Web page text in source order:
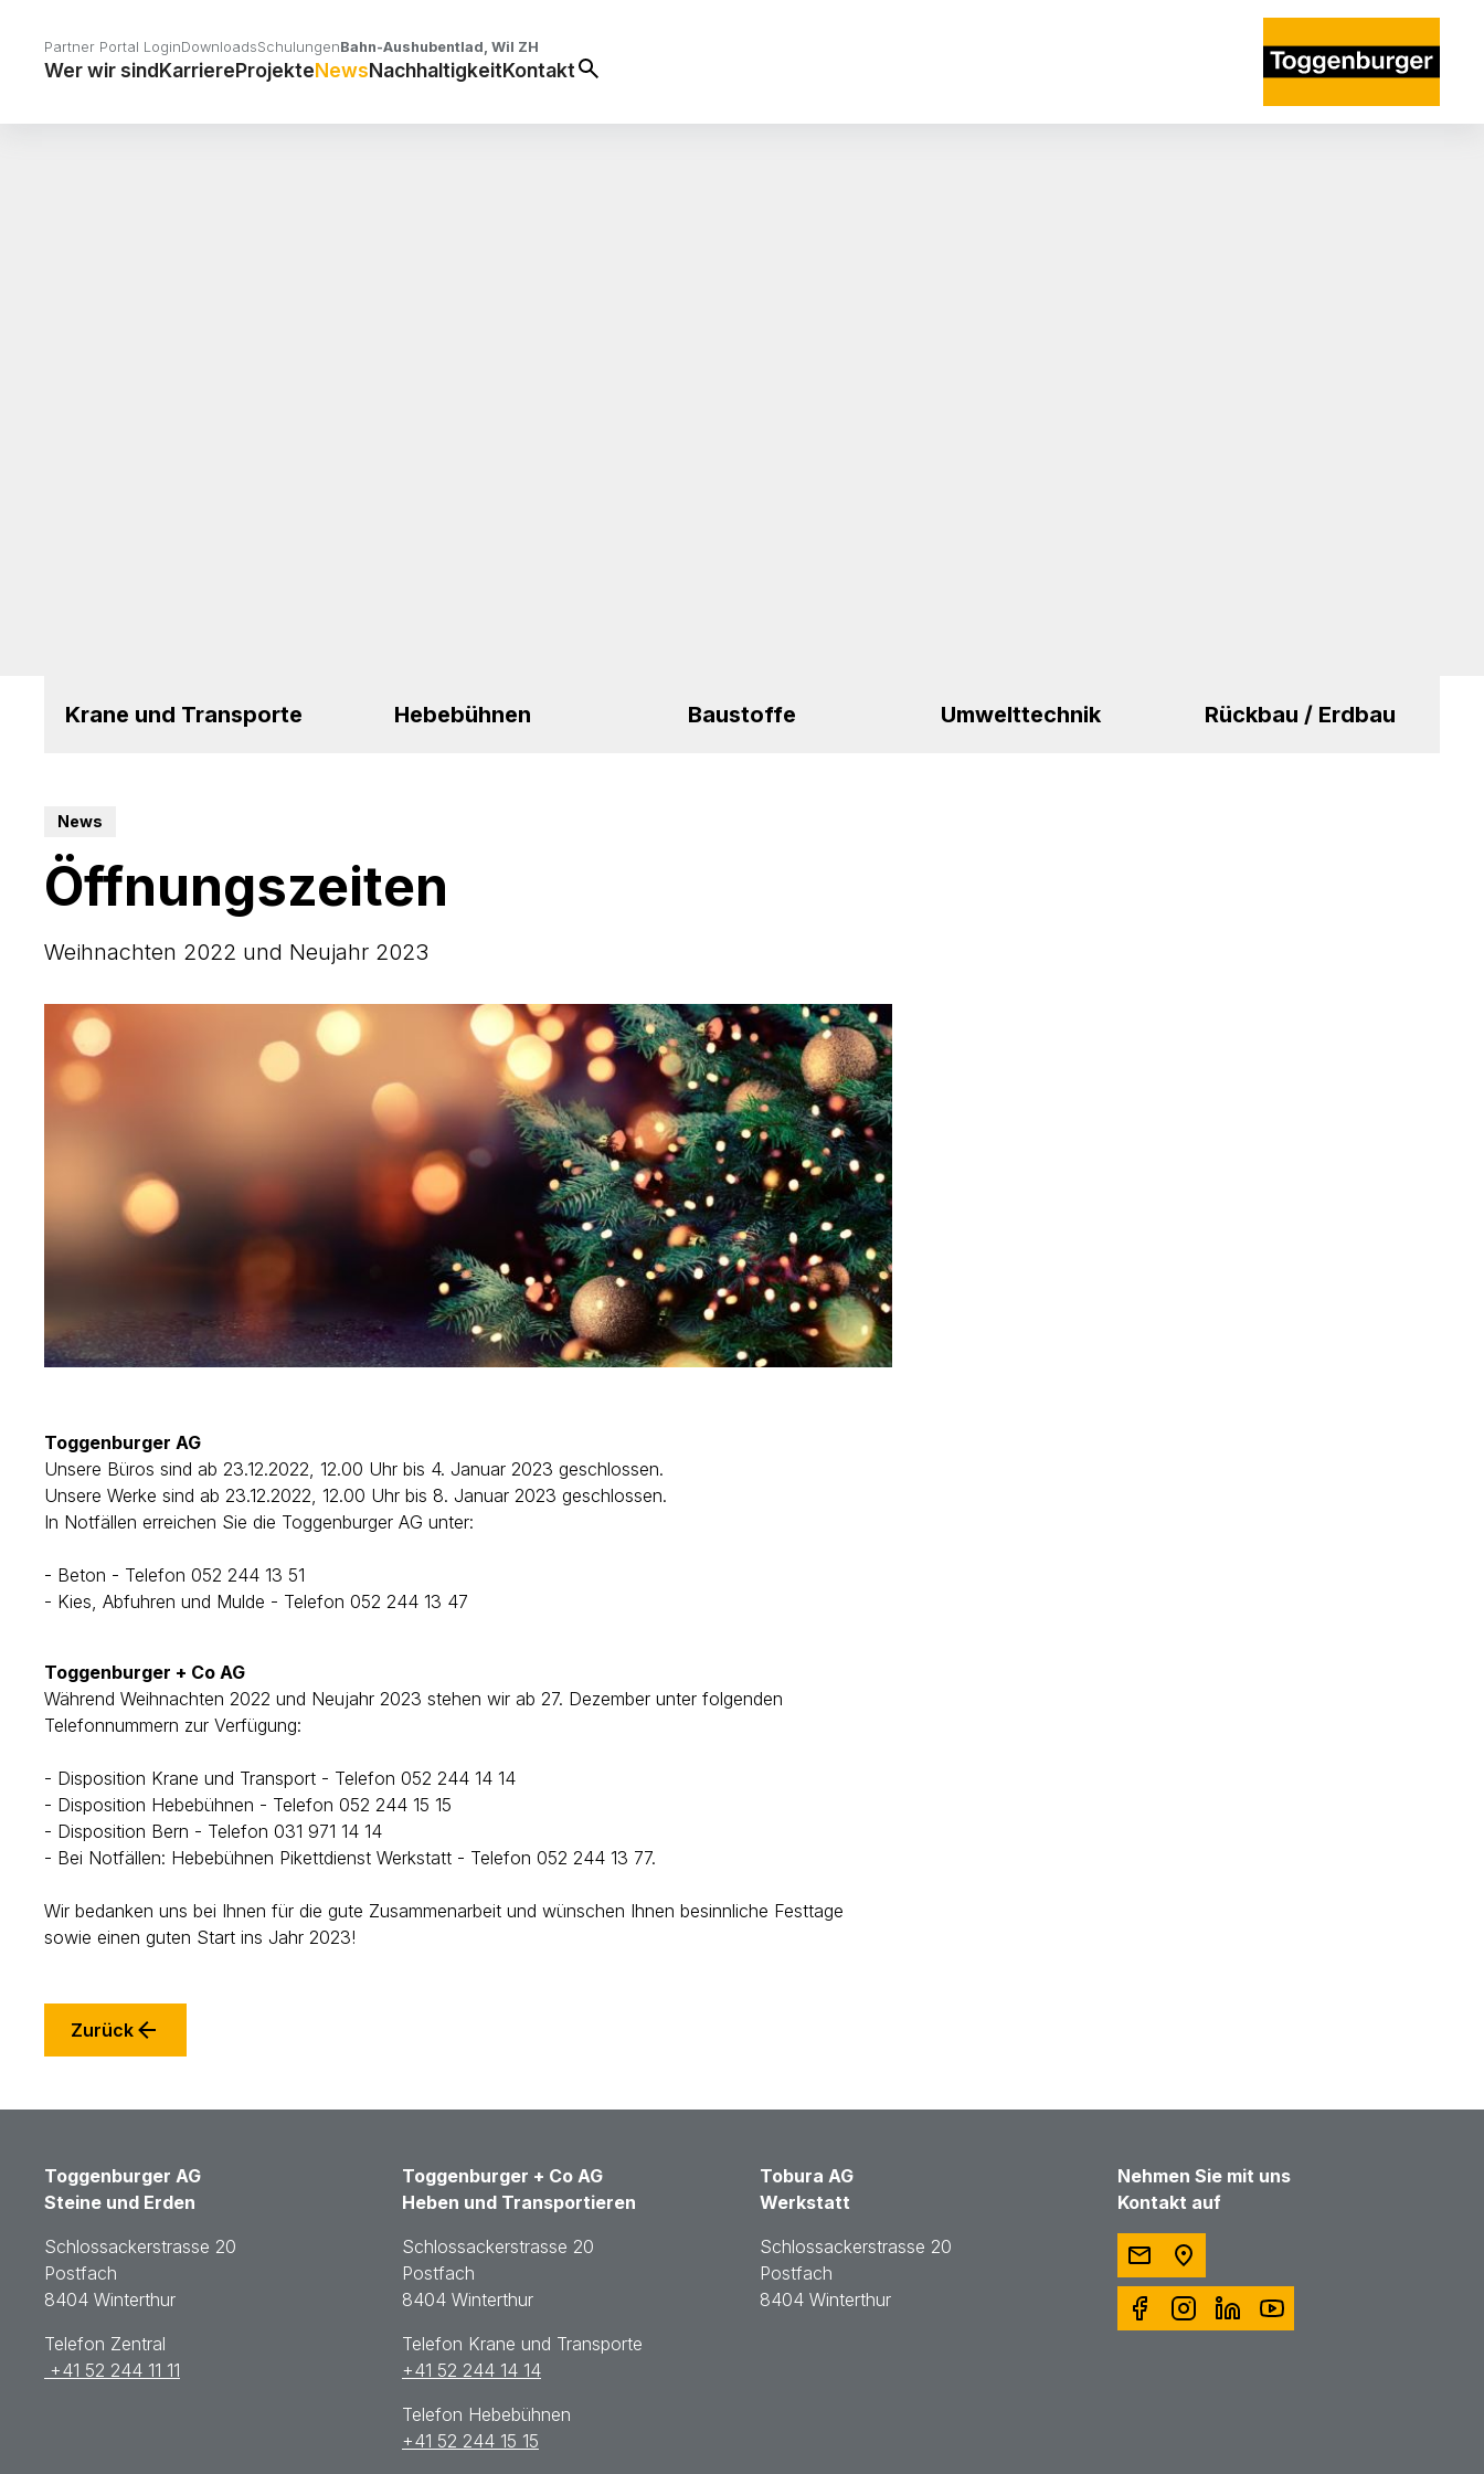
Partner Portal LoginDownloadsSchulungenBahn-Aushubentlad, Wil ZH
Wer wir sindKarriereProjekteNewsNachhaltigkeitKontakt
Krane und Transporte Hebebühnen Baustoffe Umwelttechnik Rückbau / Erdbau
News
Öffnungszeiten
Weihnachten 2022 und Neujahr 2023
Toggenburger AG
Unsere Büros sind ab 23.12.2022, 12.00 Uhr bis 4. Januar 2023 geschlossen.
Unsere Werke sind ab 23.12.2022, 12.00 Uhr bis 8. Januar 2023 geschlossen.
In Notfällen erreichen Sie die Toggenburger AG unter:
- Beton - Telefon 052 244 13 51
- Kies, Abfuhren und Mulde - Telefon 052 244 13 47
Toggenburger + Co AG
Während Weihnachten 2022 und Neujahr 2023 stehen wir ab 27. Dezember unter folgenden
Telefonnummern zur Verfügung:
- Disposition Krane und Transport - Telefon 052 244 14 14
- Disposition Hebebühnen - Telefon 052 244 15 15
- Disposition Bern - Telefon 031 971 14 14
- Bei Notfällen: Hebebühnen Pikettdienst Werkstatt - Telefon 052 244 13 77.
Wir bedanken uns bei Ihnen für die gute Zusammenarbeit und wünschen Ihnen besinnliche Festtage
sowie einen guten Start ins Jahr 2023!
Zurück
Toggenburger AG
Steine und Erden
Schlossackerstrasse 20
Postfach
8404 Winterthur
Telefon Zentral
+41 52 244 11 11
Toggenburger + Co AG
Heben und Transportieren
Schlossackerstrasse 20
Postfach
8404 Winterthur
Telefon Krane und Transporte
+41 52 244 14 14
Telefon Hebebühnen
+41 52 244 15 15
Tobura AG
Werkstatt
Schlossackerstrasse 20
Postfach
8404 Winterthur
Nehmen Sie mit uns
Kontakt auf